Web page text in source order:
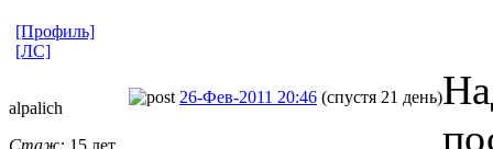
[Профиль]
[ЛС]
alpalich
Стаж: 15 лет
26-Фев-2011 20:46 (спустя 21 день)